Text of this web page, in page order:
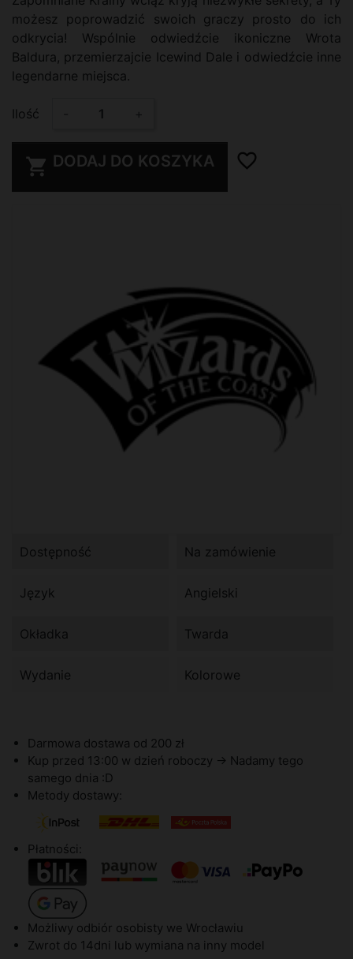
możesz poprowadzić swoich graczy prosto do ich
odkrycia! Wspólnie odwiedźcie ikoniczne Wrota
Baldura, przemierzajcie Icewind Dale i odwiedźcie inne
legendarne miejsca.
Ilość +
 DODAJ DO KOSZYKA favorite_border
Dostępność Na zamówienie
Język Angielski
Okładka Twarda
Wydanie Kolorowe
Darmowa dostawa od 200 zł
Kup przed 13:00 w dzień roboczy -> Nadamy tego
samego dnia :D
Metody dostawy:
Płatności:
Możliwy odbiór osobisty we Wrocławiu
Zwrot do 14dni lub wymiana na inny model